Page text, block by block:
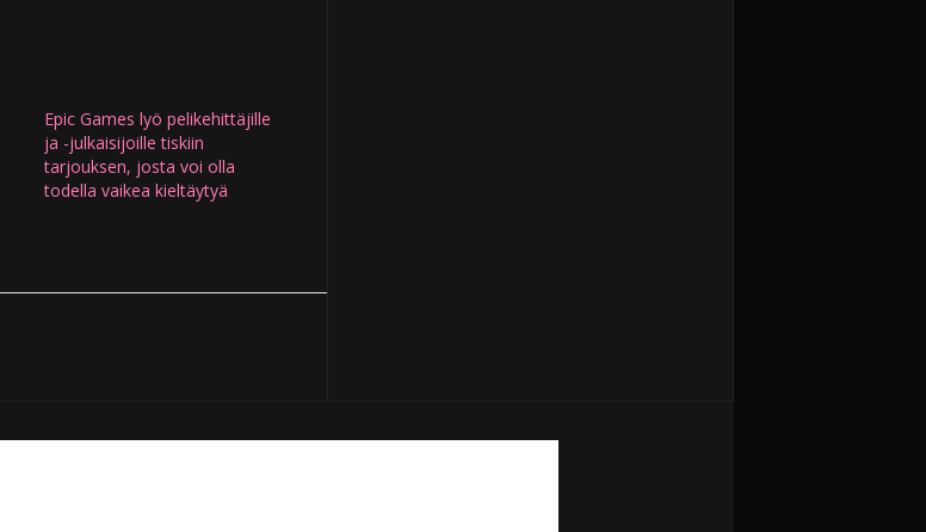
Epic Games lyö pelikehittäjille
ja -julkaisijoille tiskiin
tarjouksen, josta voi olla
todella vaikea kieltäytyä